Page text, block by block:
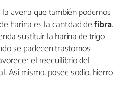
avena que también podemos
harina es la cantidad defibra.
sustituir la harina de trigo
se padecen trastornos
el reequilibrio del
Así mismo, posee sodio, hierro